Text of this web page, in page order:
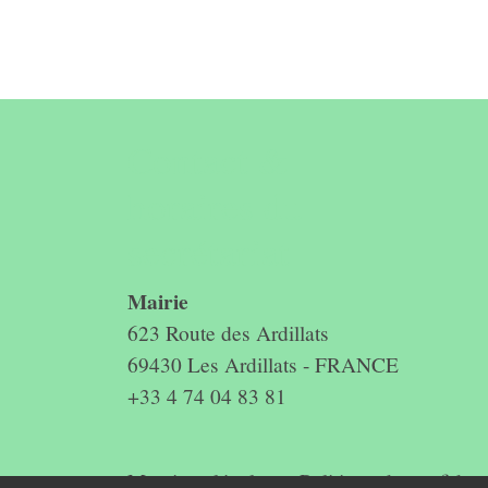
Mairie
623 Route des Ardillats
69430 Les Ardillats - FRANCE
+33 4 74 04 83 81
Mentions légales - Politique de